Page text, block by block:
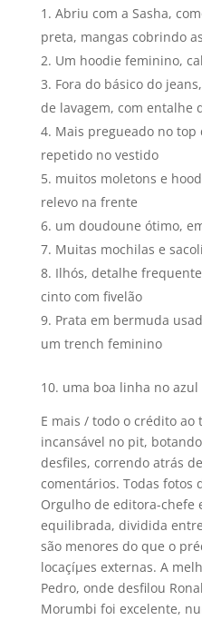
Abriu com a Sasha,
preta, mangas cobrindo
Um hoodie feminino,
Fora do básico do
de lavagem, com entalhe
Mais pregueado no
repetido no vestido
muitos moletons e
relevo na frente
um doudoune ótimo,
Muitas mochilas e
Ilhós, detalhe
cinto com fivelão
Prata em bermuda
um trench feminino
10. uma boa linha no
E mais / todo o crédito ao
incansável no pit,
desfiles, correndo atrás
comentários. Todas fotos
Orgulho de editora-chefe
equilibrada, dividida
são menores do que o
locaçíµes externas. A
Pedro, onde desfilou
Morumbi foi excelente,